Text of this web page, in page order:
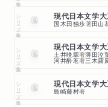
シリーズ・全集 現代日本文学
国木田独歩著田山
シリーズ・全集 土井晩翠著薄田泣
河井酔茗著三木露
シリーズ・全集 現代日本文学
島崎藤村著